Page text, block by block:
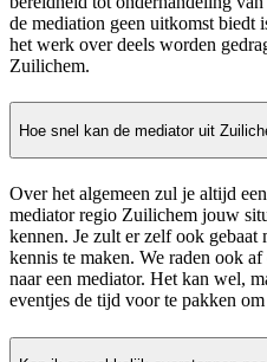
de mediation geen uitkomst biedt
het werk over deels worden
Zuilichem.
Hoe snel kan de mediator uit
Over het algemeen zul je altijd
mediator regio Zuilichem jouw
kennen. Je zult er zelf ook
kennis te maken. We raden ook
naar een mediator. Het kan wel,
eventjes de tijd voor te pakken